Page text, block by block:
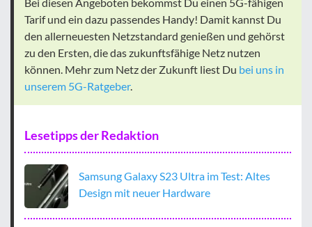
Bei diesen Angeboten bekommst Du einen 5G-fähigen
Tarif und ein dazu passendes Handy! Damit kannst Du
den allerneuesten Netzstandard genießen und gehörst
zu den Ersten, die das zukunftsfähige Netz nutzen
können. Mehr zum Netz der Zukunft liest Du bei uns in
unserem 5G-Ratgeber.
Lesetipps der Redaktion
Samsung Galaxy S23 Ultra im Test: Altes
Design mit neuer Hardware